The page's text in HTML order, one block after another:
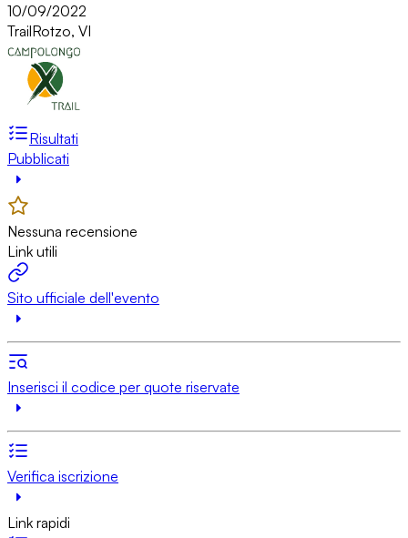
10/09/2022
TrailRotzo, VI
Risultati
Pubblicati
Nessuna recensione
Link utili
Sito ufficiale dell'evento
Inserisci il codice per quote riservate
Verifica iscrizione
Link rapidi